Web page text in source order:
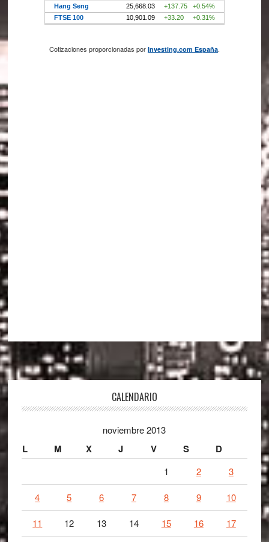
Cotizaciones proporcionadas por Investing.com España.
CALENDARIO
noviembre 2013
L M X J V S D
1 2 3
4 5 6 7 8 9 10
11 12 13 14 15 16 17